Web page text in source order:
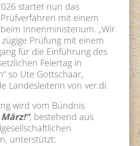
startet nun das
mit einem
Innenministerium. „Wir
Prüfung mit einem
für die Einführung des
Feiertag in
so Ute Gottschaar,
Landesleiterin von ver.di.
wird vom Bündnis
, bestehend aus
unterstützt: